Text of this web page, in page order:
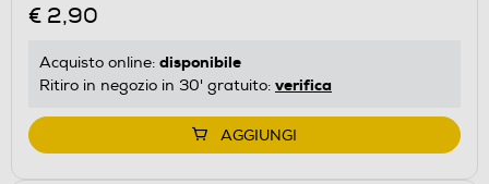
€ 2,90
Acquisto online: disponibile
Ritiro in negozio in 30' gratuito: verifica
AGGIUNGI